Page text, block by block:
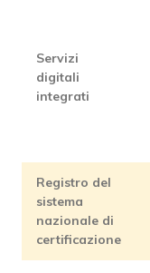
Servizi
digitali
integrati
Registro del
sistema
nazionale di
certificazione